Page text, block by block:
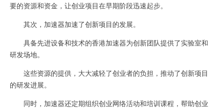
要的资源和资金，让创业项目在早期阶段迅速起步。
其次，加速器加速了创新项目的发展。
具备先进设备和技术的香港加速器为创新团队提供了实验室和
研发场地。
这些资源的提供，大大减轻了创业者的负担，推动了创新项目
的研发进展。
同时，加速器还定期组织创业网络活动和培训课程，帮助创业